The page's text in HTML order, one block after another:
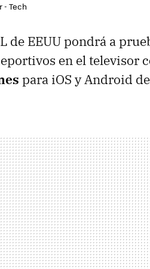
- Tech
de EEUUpondrá a
en el televisor
para iOS y Android